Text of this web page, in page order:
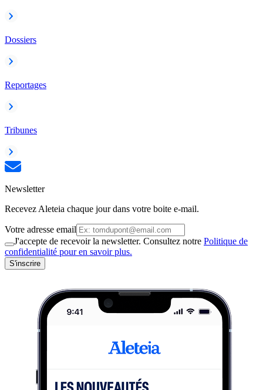
Dossiers
Reportages
Tribunes
Newsletter
Recevez Aleteia chaque jour dans votre boite e-mail.
Votre adresse email
J'accepte de recevoir la newsletter. Consultez notre Politique de
confidentialité pour en savoir plus.
S'inscrire